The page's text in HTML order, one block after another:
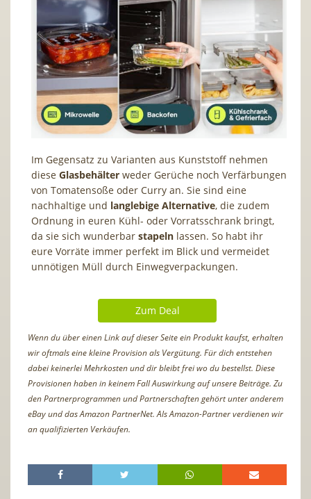
Im Gegensatz zu Varianten aus Kunststoff nehmen
diese Glasbehälter weder Gerüche noch Verfärbungen
von Tomatensoße oder Curry an. Sie sind eine
nachhaltige und langlebige Alternative, die zudem
Ordnung in euren Kühl- oder Vorratsschrank bringt,
da sie sich wunderbar stapeln lassen. So habt ihr
eure Vorräte immer perfekt im Blick und vermeidet
unnötigen Müll durch Einwegverpackungen.
Zum Deal
Wenn du über einen Link auf dieser Seite ein Produkt kaufst, erhalten
wir oftmals eine kleine Provision als Vergütung. Für dich entstehen
dabei keinerlei Mehrkosten und dir bleibt frei wo du bestellst. Diese
Provisionen haben in keinem Fall Auswirkung auf unsere Beiträge. Zu
den Partnerprogrammen und Partnerschaften gehört unter anderem
eBay und das Amazon PartnerNet. Als Amazon-Partner verdienen wir
an qualifizierten Verkäufen.